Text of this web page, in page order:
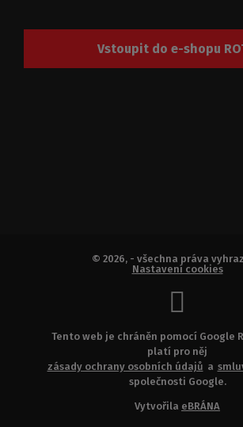
Vstoupit do e-shopu
© 2026, - všechna práva
Nastavení cookies
Tento web je chráněn pomocí Google
platí pro něj
zásady ochrany osobních údajů a
společnosti Google.
Vytvořila eBRÁNA